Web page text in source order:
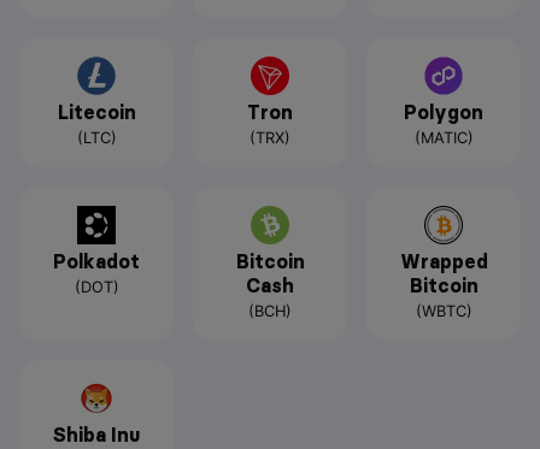
Litecoin
(LTC)
Tron
(TRX)
Polygon
(MATIC)
Polkadot
(DOT)
Bitcoin
Cash
(BCH)
Wrapped
Bitcoin
(WBTC)
Shiba Inu